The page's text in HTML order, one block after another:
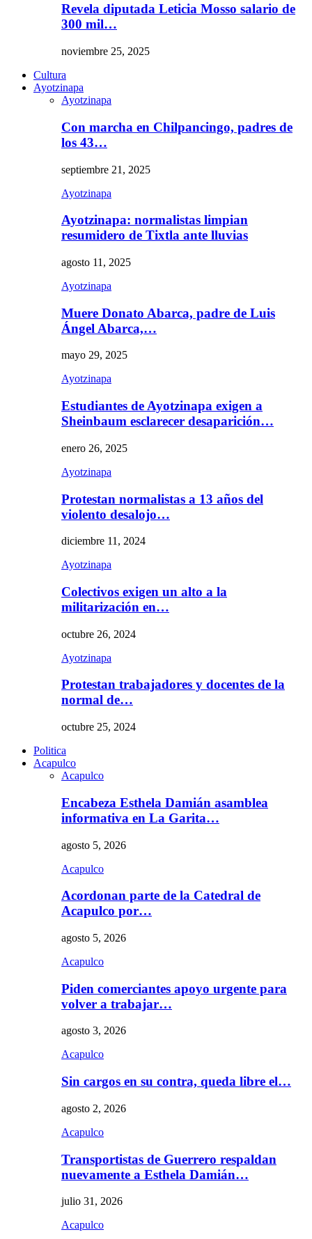
Revela diputada Leticia Mosso salario de
300 mil…
noviembre 25, 2025
Cultura
Ayotzinapa
Ayotzinapa
Con marcha en Chilpancingo, padres de
los 43…
septiembre 21, 2025
Ayotzinapa
Ayotzinapa: normalistas limpian
resumidero de Tixtla ante lluvias
agosto 11, 2025
Ayotzinapa
Muere Donato Abarca, padre de Luis
Ángel Abarca,…
mayo 29, 2025
Ayotzinapa
Estudiantes de Ayotzinapa exigen a
Sheinbaum esclarecer desaparición…
enero 26, 2025
Ayotzinapa
Protestan normalistas a 13 años del
violento desalojo…
diciembre 11, 2024
Ayotzinapa
Colectivos exigen un alto a la
militarización en…
octubre 26, 2024
Ayotzinapa
Protestan trabajadores y docentes de la
normal de…
octubre 25, 2024
Politica
Acapulco
Acapulco
Encabeza Esthela Damián asamblea
informativa en La Garita…
agosto 5, 2026
Acapulco
Acordonan parte de la Catedral de
Acapulco por…
agosto 5, 2026
Acapulco
Piden comerciantes apoyo urgente para
volver a trabajar…
agosto 3, 2026
Acapulco
Sin cargos en su contra, queda libre el…
agosto 2, 2026
Acapulco
Transportistas de Guerrero respaldan
nuevamente a Esthela Damián…
julio 31, 2026
Acapulco